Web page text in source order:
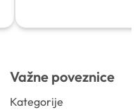
Važne poveznice
Kategorije